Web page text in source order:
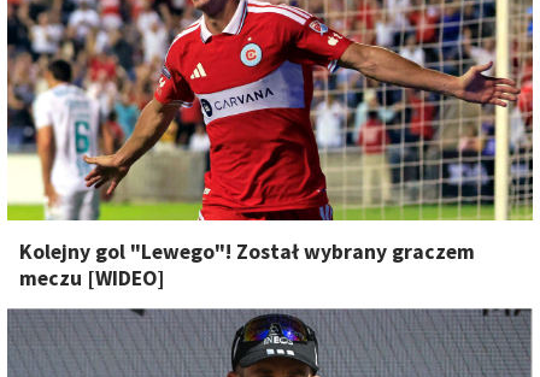
Kolejny gol "Lewego"! Został wybrany graczem
meczu [WIDEO]